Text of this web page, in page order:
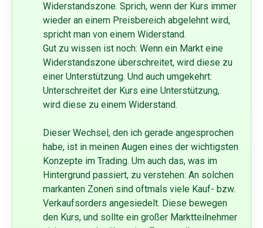
Widerstandszone. Sprich, wenn der Kurs immer
wieder an einem Preisbereich abgelehnt wird,
spricht man von einem Widerstand.
Gut zu wissen ist noch: Wenn ein Markt eine
Widerstandszone überschreitet, wird diese zu
einer Unterstützung. Und auch umgekehrt:
Unterschreitet der Kurs eine Unterstützung,
wird diese zu einem Widerstand.
Dieser Wechsel, den ich gerade angesprochen
habe, ist in meinen Augen eines der wichtigsten
Konzepte im Trading. Um auch das, was im
Hintergrund passiert, zu verstehen: An solchen
markanten Zonen sind oftmals viele Kauf- bzw.
Verkaufsorders angesiedelt. Diese bewegen
den Kurs, und sollte ein großer Marktteilnehmer